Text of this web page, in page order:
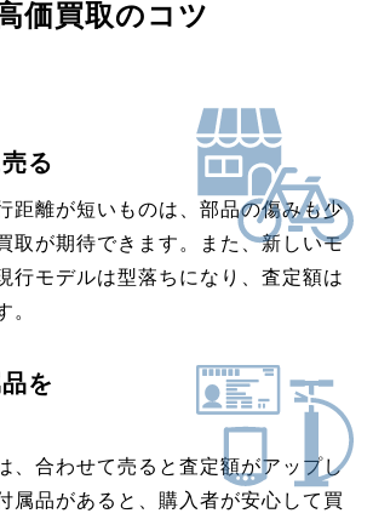
価買取のコツ
る
距離が短いものは、部品の傷みも少
取が期待できます。また、新しいモ
行モデルは型落ちになり、査定額は
。
を
、合わせて売ると査定額がアップし
属品があると、購入者が安心して買